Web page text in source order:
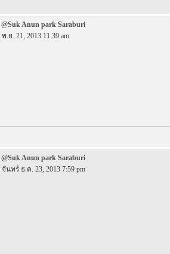
Anun park Saraburi
.ย. 21, 2013 11:39 am
Anun park Saraburi
จันทร์ ธ.ค. 23, 2013 7:59 pm